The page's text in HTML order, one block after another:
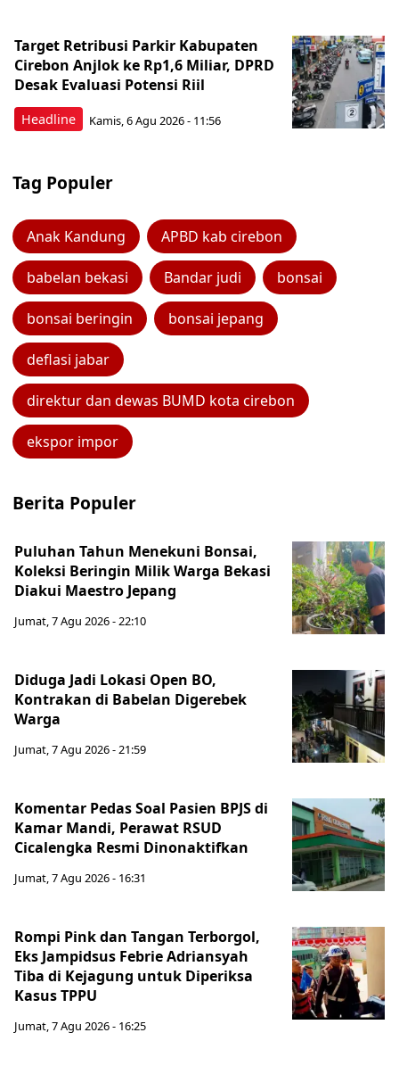
Headline
Target Retribusi Parkir Kabupaten
Cirebon Anjlok ke Rp1,6 Miliar, DPRD
Desak Evaluasi Potensi Riil
Kamis, 6 Agu 2026 - 11:56
Tag Populer
Anak Kandung APBD kab cirebon
babelan bekasi Bandar judi bonsai
bonsai beringin bonsai jepang
deflasi jabar
direktur dan dewas BUMD kota cirebon
ekspor impor
Berita Populer
Puluhan Tahun Menekuni Bonsai,
Koleksi Beringin Milik Warga Bekasi
Diakui Maestro Jepang
Jumat, 7 Agu 2026 - 22:10
Diduga Jadi Lokasi Open BO,
Kontrakan di Babelan Digerebek
Warga
Jumat, 7 Agu 2026 - 21:59
Komentar Pedas Soal Pasien BPJS di
Kamar Mandi, Perawat RSUD
Cicalengka Resmi Dinonaktifkan
Jumat, 7 Agu 2026 - 16:31
Rompi Pink dan Tangan Terborgol,
Eks Jampidsus Febrie Adriansyah
Tiba di Kejagung untuk Diperiksa
Kasus TPPU
Jumat, 7 Agu 2026 - 16:25